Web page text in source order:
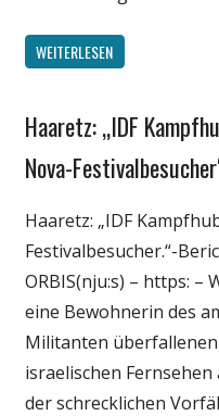
WEITERLESEN
Gesellschaft
Medien
Wirtschaft
Wissenschaft
Haaretz: „IDF
Nova-
Haaretz: „IDF
Festivalbesucher.“-
ORBIS(nju:s) – https:
eine Bewohnerin des
Militanten
israelischen
der schrecklichen